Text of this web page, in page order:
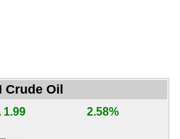
Crude Oil
2.58%